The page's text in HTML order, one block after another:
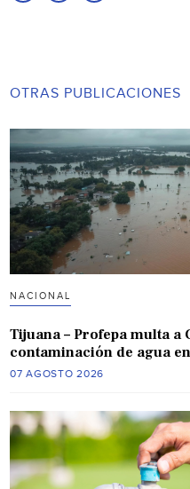
OTRAS PUBLICACIONES
NACIONAL
Tijuana – Profepa multa a
contaminación de agua
07 AGOSTO 2026